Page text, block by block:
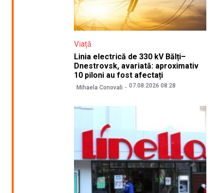
Viață
Linia electrică de 330 kV Bălți–
Dnestrovsk, avariată: aproximativ
10 piloni au fost afectați
Mihaela Conovali 07.08.2026 08:28